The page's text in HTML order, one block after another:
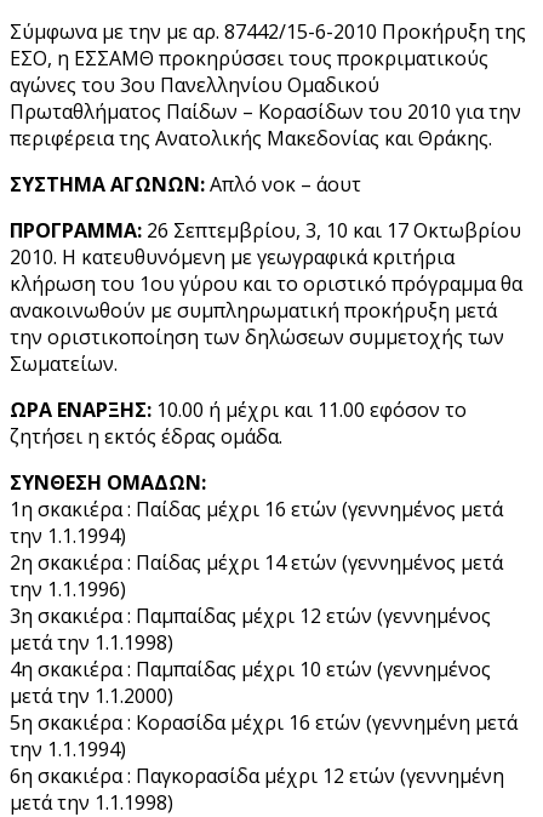
Σύμφωνα με την με αρ. 87442/15-6-2010 Προκήρυξη της
ΕΣΟ, η ΕΣΣΑΜΘ προκηρύσσει τους προκριματικούς
αγώνες του 3ου Πανελληνίου Ομαδικού
Πρωταθλήματος Παίδων – Κορασίδων του 2010 για την
περιφέρεια της Ανατολικής Μακεδονίας και Θράκης.
ΣΥΣΤΗΜΑ ΑΓΩΝΩΝ:Απλό νοκ – άουτ
ΠΡΟΓΡΑΜΜΑ: 26 Σεπτεμβρίου, 3, 10 και 17 Οκτωβρίου
2010. Η κατευθυνόμενη με γεωγραφικά κριτήρια
κλήρωση του 1ου γύρου και το οριστικό πρόγραμμα θα
ανακοινωθούν με συμπληρωματική προκήρυξη μετά
την οριστικοποίηση των δηλώσεων συμμετοχής των
Σωματείων.
ΩΡΑ ΕΝΑΡΞΗΣ: 10.00 ή μέχρι και 11.00 εφόσον το
ζητήσει η εκτός έδρας ομάδα.
ΣΥΝΘΕΣΗ ΟΜΑΔΩΝ:
1η σκακιέρα : Παίδας μέχρι 16 ετών (γεννημένος μετά
την 1.1.1994)
2η σκακιέρα : Παίδας μέχρι 14 ετών (γεννημένος μετά
την 1.1.1996)
3η σκακιέρα : Παμπαίδας μέχρι 12 ετών (γεννημένος
μετά την 1.1.1998)
4η σκακιέρα : Παμπαίδας μέχρι 10 ετών (γεννημένος
μετά την 1.1.2000)
5η σκακιέρα : Κορασίδα μέχρι 16 ετών (γεννημένη μετά
την 1.1.1994)
6η σκακιέρα : Παγκορασίδα μέχρι 12 ετών (γεννημένη
μετά την 1.1.1998)